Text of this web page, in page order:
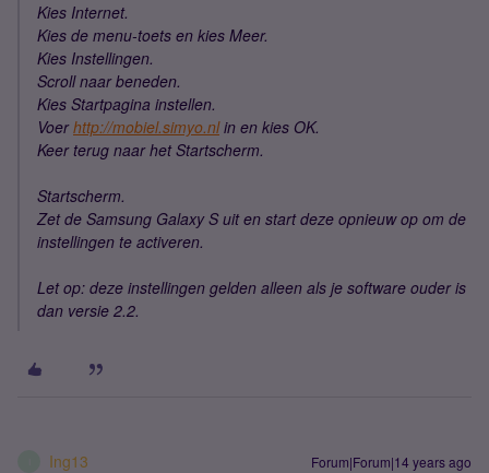
Kies Internet.
Kies de menu-toets en kies Meer.
Kies Instellingen.
Scroll naar beneden.
Kies Startpagina instellen.
Voerhttp://mobiel.simyo.nlin en kies OK.
Keer terug naar het Startscherm.
Startscherm.
Zet de Samsung Galaxy S uit en start deze opnieuw op om de
instellingen te activeren.
Let op: deze instellingen gelden alleen als je software ouder is
dan versie 2.2.
Ing13 Forum|Forum|14 years ago